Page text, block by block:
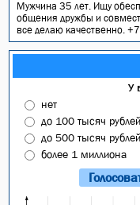
Мужчина 35 лет. Ищу
общения дружбы и
все делаю качественно.
У
нет
до 100 тысяч рублей
до 500 тысяч рублей
более 1 миллиона